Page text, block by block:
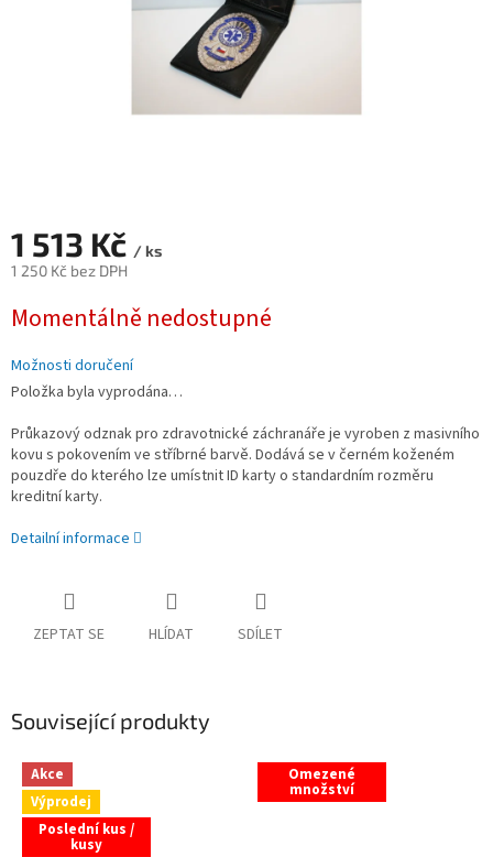
1 513 Kč / ks
1 250 Kč bez DPH
cena:
Momentálně nedostupné
Možnosti doručení
Položka byla vyprodána…
Průkazový odznak pro zdravotnické záchranáře je vyroben z masivního
kovu s pokovením ve stříbrné barvě. Dodává se v černém koženém
pouzdře do kterého lze umístnit ID karty o standardním rozměru
kreditní karty.
Detailní informace
ZEPTAT SE HLÍDAT SDÍLET
Související produkty
Akce
Výprodej
Poslední kus /
kusy
Omezené
množství